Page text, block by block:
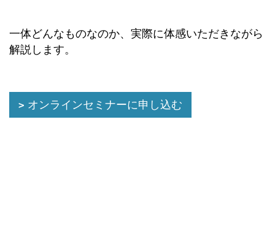
一体どんなものなのか、実際に体感いただきながら
解説します。
オンラインセミナーに申し込む